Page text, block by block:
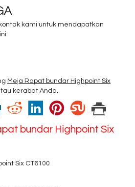
kami untuk mendapatkan
Meja Rapat bundar Highpoint Six
kerabat Anda.
bundar Highpoint Six
Six CT6100